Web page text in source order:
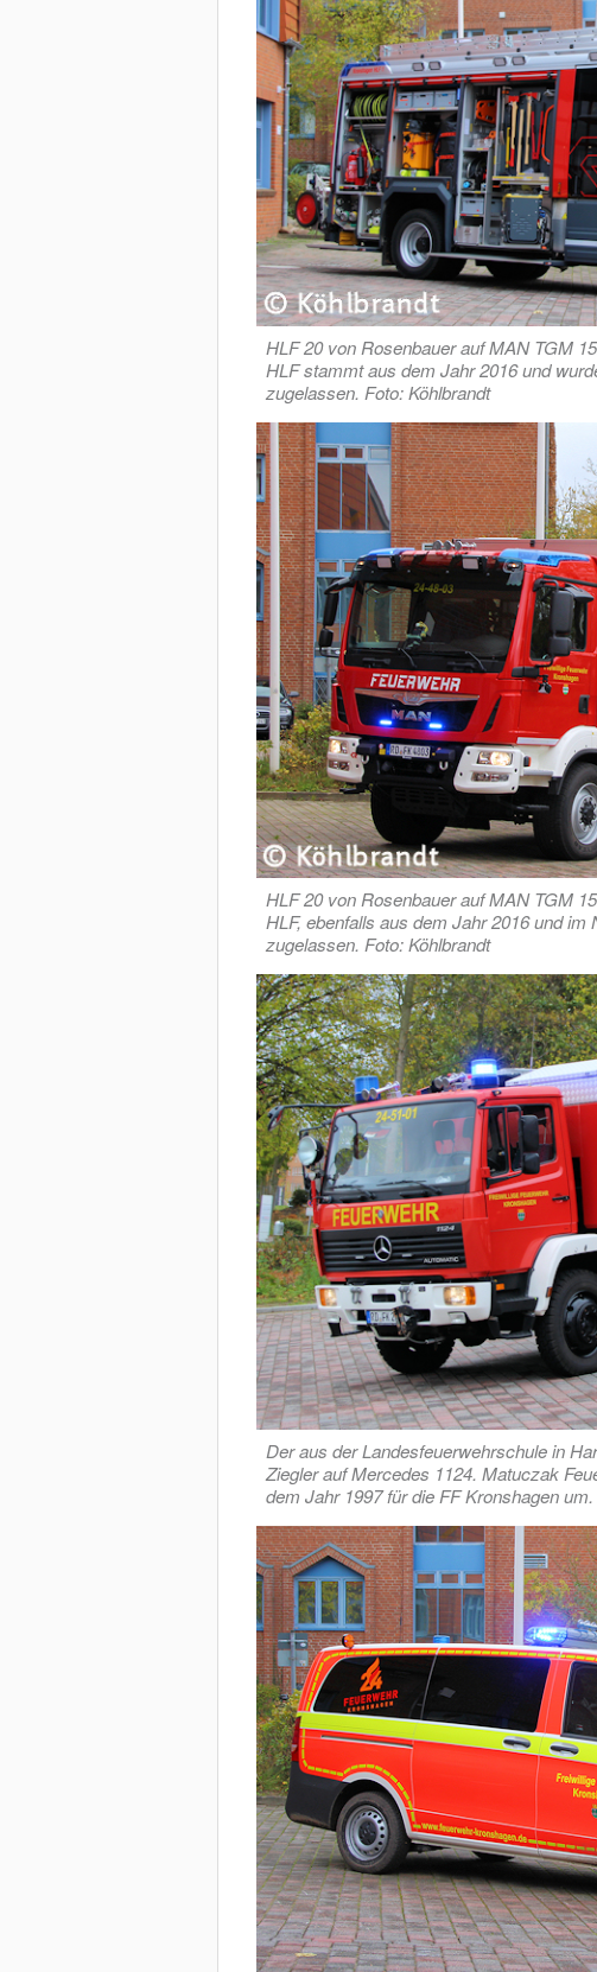
HLF 20 von Rosenbauer auf MAN TGM
HLF stammt aus dem Jahr 2016 und
zugelassen. Foto: Köhlbrandt
HLF 20 von Rosenbauer auf MAN TGM
HLF, ebenfalls aus dem Jahr 2016 und im
zugelassen. Foto: Köhlbrandt
Der aus der Landesfeuerwehrschule in
Ziegler auf Mercedes 1124. Matuczak
dem Jahr 1997 für die FF Kronshagen